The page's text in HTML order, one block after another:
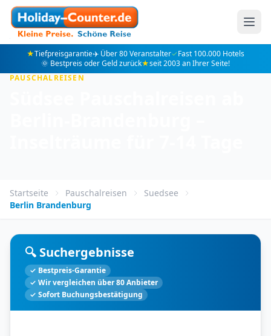
★Tiefpreisgarantie✈️ Über 80 Veranstalter✓Fast 100.000 Hotels
🌞 Bestpreis oder Geld zurück★seit 2003 an Ihrer Seite!
PAUSCHALREISEN
Startseite Pauschalreisen
Suedsee
Berlin Brandenburg
🔍 Suchergebnisse
✓ Bestpreis-Garantie
✓ Wir vergleichen über 80 Anbieter
✓ Sofort Buchungsbestätigung